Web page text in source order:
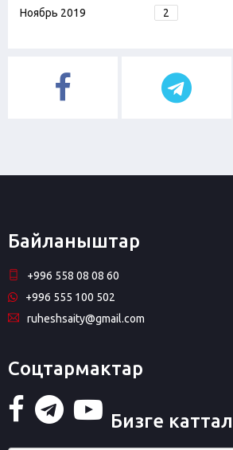
Ноябрь 2019 2
Байланыштар
+996 558 08 08 60
+996 555 100 502
ruheshsaity@gmail.com
Соцтармактар
Бизге